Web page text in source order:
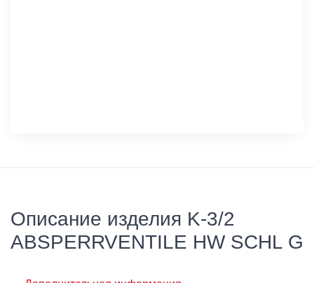
Описание изделия K-3/2
ABSPERRVENTILE HW SCHL G